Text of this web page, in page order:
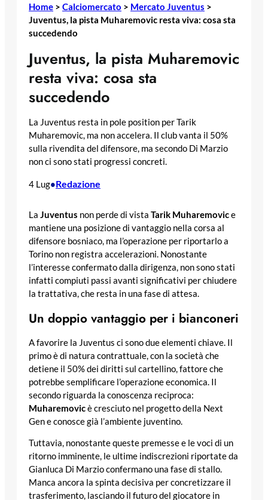
Home > Calciomercato > Mercato Juventus >
Juventus, la pista Muharemovic resta viva: cosa sta
succedendo
Juventus, la pista Muharemovic
resta viva: cosa sta
succedendo
La Juventus resta in pole position per Tarik
Muharemovic, ma non accelera. Il club vanta il 50%
sulla rivendita del difensore, ma secondo Di Marzio
non ci sono stati progressi concreti.
4 Lug•Redazione
La Juventus non perde di vista Tarik Muharemovice
mantiene una posizione di vantaggio nella corsa al
difensore bosniaco, ma l’operazione per riportarlo a
Torino non registra accelerazioni. Nonostante
l’interesse confermato dalla dirigenza, non sono stati
infatti compiuti passi avanti significativi per chiudere
la trattativa, che resta in una fase di attesa.
Un doppio vantaggio per i bianconeri
A favorire la Juventus ci sono due elementi chiave. Il
primo è di natura contrattuale, con la società che
detiene il 50% dei diritti sul cartellino, fattore che
potrebbe semplificare l’operazione economica. Il
secondo riguarda la conoscenza reciproca:
Muharemovicè cresciuto nel progetto della Next
Gen e conosce già l’ambiente juventino.
Tuttavia, nonostante queste premesse e le voci di un
ritorno imminente, le ultime indiscrezioni riportate da
Gianluca Di Marzio confermano una fase di stallo.
Manca ancora la spinta decisiva per concretizzare il
trasferimento, lasciando il futuro del giocatore in